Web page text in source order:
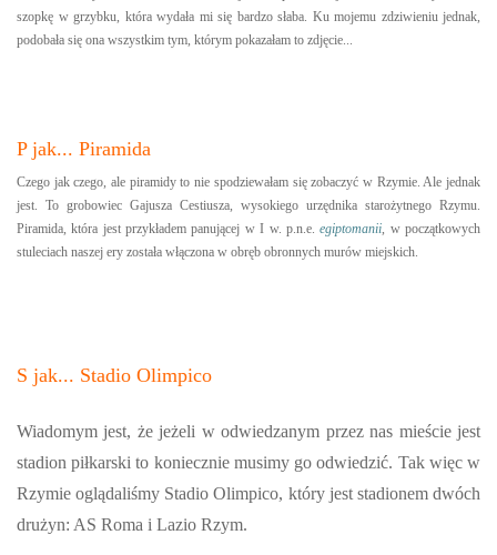
szopkę w grzybku, która wydała mi się bardzo słaba. Ku mojemu zdziwieniu jednak,
podobała się ona wszystkim tym, którym pokazałam to zdjęcie...
P jak... Piramida
Czego jak czego, ale piramidy to nie spodziewałam się zobaczyć w Rzymie. Ale jednak
jest. To grobowiec Gajusza Cestiusza, wysokiego urzędnika starożytnego Rzymu.
Piramida, która jest przykładem panującej w I w. p.n.e.egiptomanii, w początkowych
stuleciach naszej ery została włączona w obręb obronnych murów miejskich.
S jak... Stadio Olimpico
Wiadomym jest, że jeżeli w odwiedzanym przez nas mieście jest
stadion piłkarski to koniecznie musimy go odwiedzić. Tak więc w
Rzymie oglądaliśmy Stadio Olimpico, który jest stadionem dwóch
drużyn: AS Roma i Lazio Rzym.